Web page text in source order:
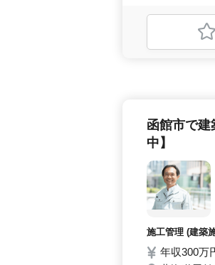
おすすめポ
＜業績安定＞
ジェクトに携
函館市で
中】
施工管理 (建築
年収300万